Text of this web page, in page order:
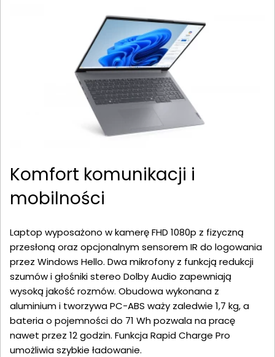
Komfort komunikacji i
mobilności
Laptop wyposażono w kamerę FHD 1080p z fizyczną
przesłoną oraz opcjonalnym sensorem IR do logowania
przez Windows Hello. Dwa mikrofony z funkcją redukcji
szumów i głośniki stereo Dolby Audio zapewniają
wysoką jakość rozmów. Obudowa wykonana z
aluminium i tworzywa PC-ABS waży zaledwie 1,7 kg, a
bateria o pojemności do 71 Wh pozwala na pracę
nawet przez 12 godzin. Funkcja Rapid Charge Pro
umożliwia szybkie ładowanie.